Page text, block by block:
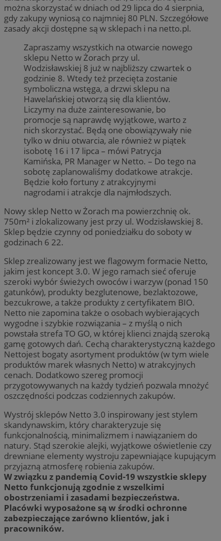
można skorzystać w dniach od 29 lipca do 4 sierpnia,
gdy zakupy wyniosą co najmniej 80 PLN. Szczegółowe
zasady akcji dostępne są w sklepach i na netto.pl.
Zapraszamy wszystkich na otwarcie nowego
sklepu Netto w Żorach przy ul.
Wodzisławskiej 8 już w najbliższy czwartek o
godzinie 8. Wtedy też przecięta zostanie
symboliczna wstęga, a drzwi sklepu na
Hawelańskiej otworzą się dla klientów.
Liczymy na duże zainteresowanie, bo
promocje są naprawdę wyjątkowe, warto z
nich skorzystać. Będą one obowiązywały nie
tylko w dniu otwarcia, ale również w piątek
isobotę 16 i 17 lipca – mówi Patrycja
Kamińska, PR Manager w Netto. – Do tego na
sobotę zaplanowaliśmy dodatkowe atrakcje.
Będzie koło fortuny z atrakcyjnymi
nagrodami i atrakcje dla najmłodszych.
Nowy sklep Netto w Żorach ma powierzchnię ok.
750m² i zlokalizowany jest przy ul. Wodzisławskiej 8.
Sklep będzie czynny od poniedziałku do soboty w
godzinach 6 22.
Sklep zrealizowany jest we flagowym formacie Netto,
jakim jest koncept 3.0. W jego ramach sieć oferuje
szeroki wybór świeżych owoców i warzyw (ponad 150
gatunków), produkty bezglutenowe, bezlaktozowe,
bezcukrowe, a także produkty z certyfikatem BIO.
Netto nie zapomina także o osobach wybierających
wygodne i szybkie rozwiązania – z myślą o nich
powstała strefa TO GO, w której klienci znajdą szeroką
gamę gotowych dań. Cechą charakterystyczną każdego
Nettojest bogaty asortyment produktów (w tym wiele
produktów marek własnych Netto) w atrakcyjnych
cenach. Dodatkowo szereg promocji
przygotowywanych na każdy tydzień pozwala mnożyć
oszczędności podczas codziennych zakupów.
Wystrój sklepów Netto 3.0 inspirowany jest stylem
skandynawskim, który charakteryzuje się
funkcjonalnością, minimalizmem i nawiązaniem do
natury. Stąd szerokie alejki, wyjątkowe oświetlenie czy
drewniane elementy wystroju zapewniające kupującym
przyjazną atmosferę robienia zakupów.
W związku z pandemią Covid-19 wszystkie sklepy
Netto funkcjonują zgodnie z wszelkimi
obostrzeniami i zasadami bezpieczeństwa.
Placówki wyposażone są w środki ochronne
zabezpieczające zarówno klientów, jak i
pracowników.